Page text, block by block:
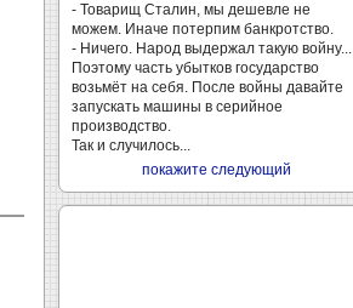
- Товарищ Сталин, мы дешевле не
можем. Иначе потерпим банкротство.
- Ничего. Народ выдержал такую войну...
Поэтому часть убытков государство
возьмёт на себя. После войны давайте
запускать машины в серийное
производство.
Так и случилось...
покажите следующий